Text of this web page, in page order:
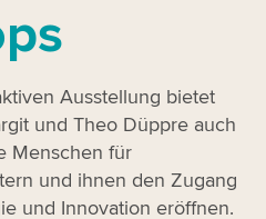
Ausstellung bietet
und Theo Düppre auch
Menschen für
und ihnen den Zugang
und Innovation eröffnen.